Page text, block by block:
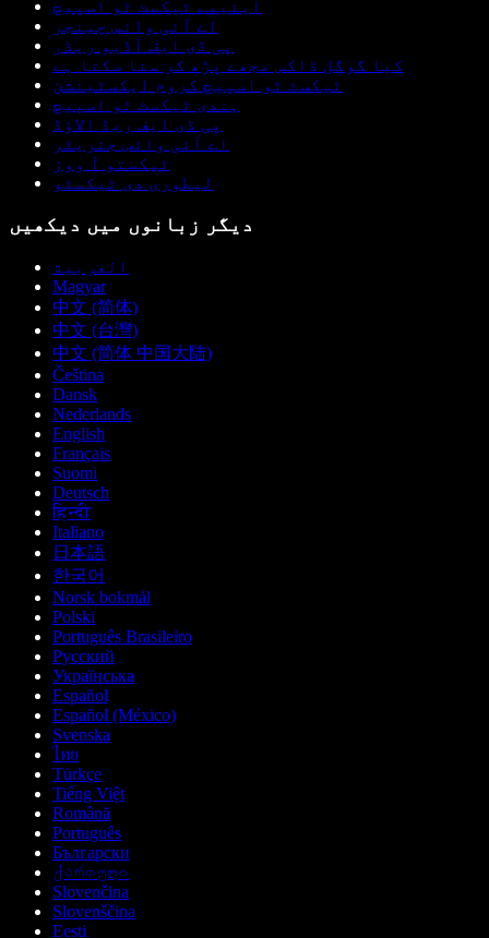
اینیمے ٹیکسٹ ٹو اسپیچ
اے آئی وائس چینجر
پی ڈی ایف آڈیو ریڈر
کیا گوگل ڈاکس مجھے پڑھ کر سنا سکتا ہے
ٹیکسٹ ٹو اسپیچ کروم ایکسٹینشن
ہندی ٹیکسٹ ٹو اسپیچ
پی ڈی ایف ریڈ الاؤڈ
اے آئی وائس جنریٹر
ٹیکستو آ ووز
لیطوری دی ٹیکسٹو
دیگر زبانوں میں دیکھیں
العربية
Magyar
中文 (简体)
中文 (台灣)
中文 (简体 中国大陆)
Čeština
Dansk
Nederlands
English
Français
Suomi
Deutsch
हिन्दी
Italiano
日本語
한국어
Norsk bokmål
Polski
Português Brasileiro
Русский
Українська
Español
Español (México)
Svenska
ไทย
Türkçe
Tiếng Việt
Română
Português
Български
ქართული
Slovenčina
Slovenščina
Eesti